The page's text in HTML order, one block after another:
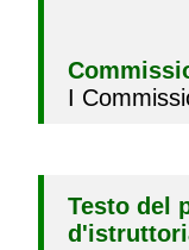
I
Testo del